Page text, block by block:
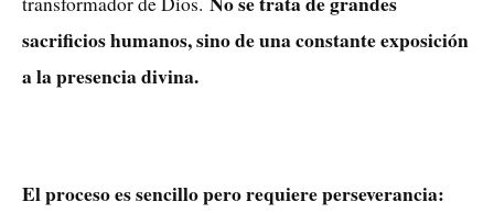
sacrificios humanos, sino de una constante exposición
a la presencia divina.
El proceso es sencillo pero requiere perseverancia: